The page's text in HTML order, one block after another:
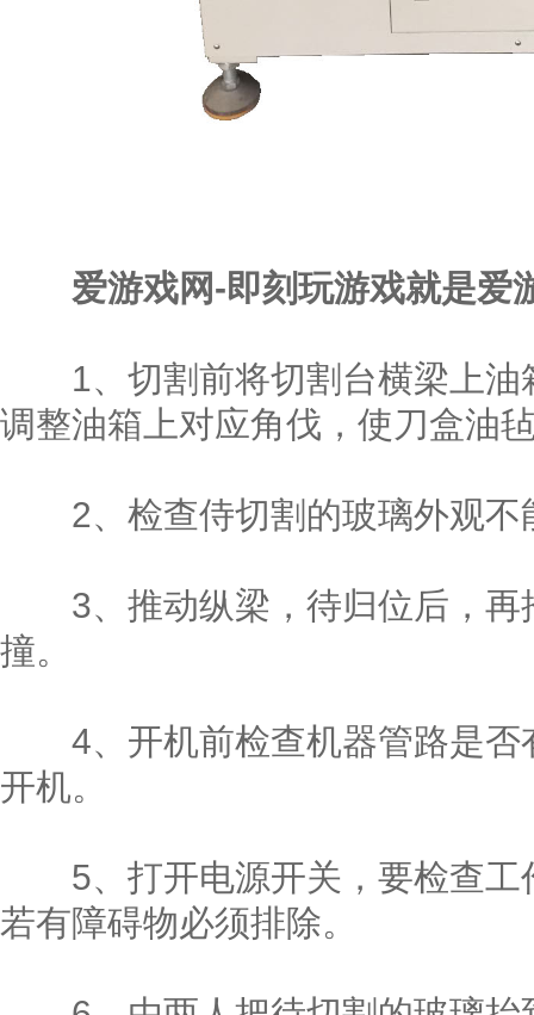
爱游戏网-即刻玩游戏就是爱
1、切割前将切割台横梁上油
调整油箱上对应角伐，使刀盒油
2、检查侍切割的玻璃外观不
3、推动纵梁，待归位后，再
撞。
4、开机前检查机器管路是否
开机。
5、打开电源开关，要检查工
若有障碍物必须排除。